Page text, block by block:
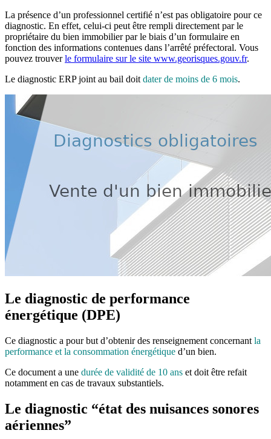
La présence d’un professionnel certifié n’est pas obligatoire pour ce
diagnostic. En effet, celui-ci peut être rempli directement par le
propriétaire du bien immobilier par le biais d’un formulaire en
fonction des informations contenues dans l’arrêté préfectoral. Vous
pouvez trouverle formulaire sur le site www.georisques.gouv.fr.
Le diagnostic ERP joint au bail doit dater de moins de 6 mois.
Le diagnostic de performance
énergétique (DPE)
Ce diagnostic a pour but d’obtenir des renseignement concernant la
performance et la consommation énergétique d’un bien.
Ce document a une durée de validité de 10 ans et doit être refait
notamment en cas de travaux substantiels.
Le diagnostic “état des nuisances sonores
aériennes”